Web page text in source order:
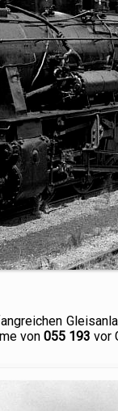
von 055 193 vor